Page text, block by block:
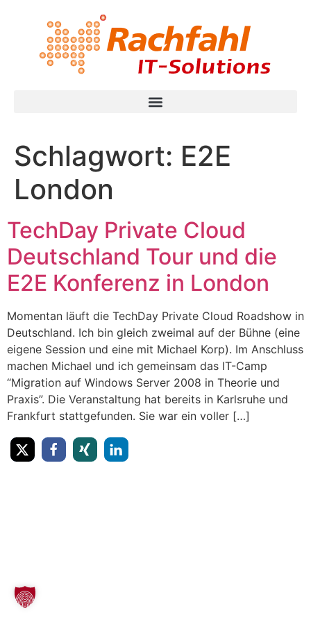
Schlagwort: E2E
London
TechDay Private Cloud
Deutschland Tour und die
E2E Konferenz in London
Momentan läuft die TechDay Private Cloud Roadshow in
Deutschland. Ich bin gleich zweimal auf der Bühne (eine
eigene Session und eine mit Michael Korp). Im Anschluss
machen Michael und ich gemeinsam das IT-Camp
“Migration auf Windows Server 2008 in Theorie und
Praxis”. Die Veranstaltung hat bereits in Karlsruhe und
Frankfurt stattgefunden. Sie war ein voller […]